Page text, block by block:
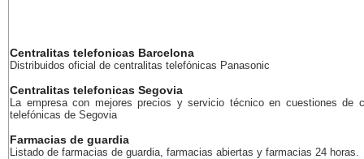
Centralitas telefonicas Barcelona
Distribuidos oficial de centralitas telefónicas Panasonic
Centralitas telefonicas Segovia
La empresa con mejores precios y servicio técnico en cuestiones de
telefónicas de Segovia
Farmacias de guardia
Listado de farmacias de guardia, farmacias abiertas y farmacias 24 horas.